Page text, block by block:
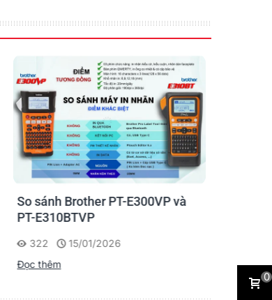
So sánh Brother PT-E300VP và
PT-E310BTVP
322
15/01/2026
Đọc thêm
Đọc thêm
0